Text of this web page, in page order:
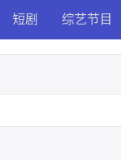
短剧 综艺节目